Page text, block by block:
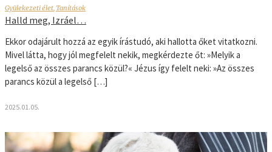
Gyülekezeti élet,Tanítások
Halld meg, Izráel…
Ekkor odajárult hozzá az egyik írástudó, aki hallotta őket vitatkozni.
Mivel látta, hogy jól megfelelt nekik, megkérdezte őt: »Melyik a
legelső az összes parancs közül?« Jézus így felelt neki: »Az összes
parancs közül a legelső […]
2025.01.05.